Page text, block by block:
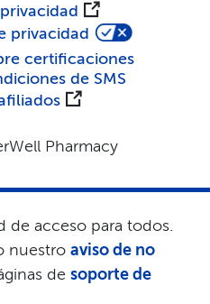
privacidad​​
certificaciones​​
de SMS​​
Pharmacy​​
de acceso para todos.
nuestro aviso de no
de soporte de